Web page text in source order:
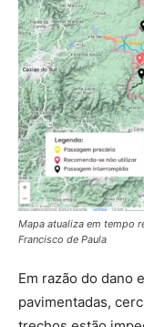
Mapa atualiza em tempo
Francisco de Paula
Em razão do dano
pavimentadas,